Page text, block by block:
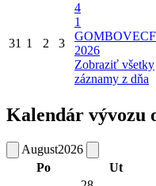
31 1 2 3
4
1
2026
Zobraziť všetky
záznamy z dňa
Kalendár vývozu
August2026
Po
Ut